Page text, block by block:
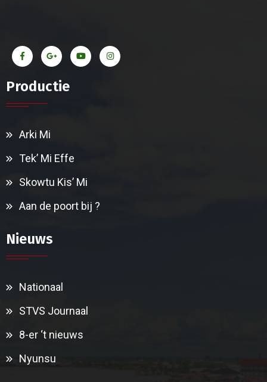
Productie
Arki Mi
Tek’ Mi Effe
Skowtu Kis’ Mi
Aan de poort bij ?
Nieuws
Nationaal
STVS Journaal
8-er ‘t nieuws
Nyunsu